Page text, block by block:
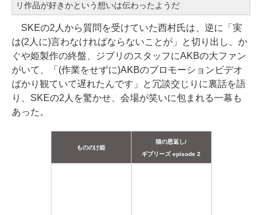
リ作品が好きかという想いは伝わったようだ
SKEの2人から質問を受けていた西村氏は、逆に「実
は(2人に)言わなければならないことが」と切り出し、か
ぐや姫製作の終盤、ジブリのスタッフにAKBの大ファン
がいて、「(作業をせずに)AKBのプロモーションビデオ
ばかり観ていて遅れたんです」と冗談交じりに裏話を語
り、SKEの2人を驚かせ、会場が笑いに包まれる一幕も
あった。
もののけ姫
猫の恩返し/
ギブリーズ episode 2